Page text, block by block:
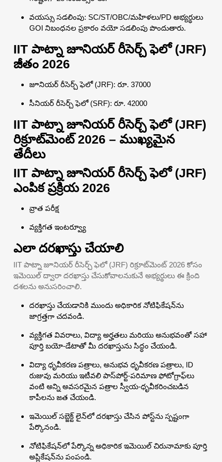
వయస్సు సడలింపు: SC/ST/OBC/మహిళలు/PD అభ్యర్థులు
GOI నిబంధనల ప్రకారం వయో సడలింపు పొందుతారు.
IIT పాట్నా జూనియర్ రీసెర్చ్ ఫెలో (JRF)
జీతం 2026
జూనియర్ రీసెర్చ్ ఫెలో (JRF): రూ. 37000
సీనియర్ రీసెర్చ్ ఫెలో (SRF): రూ. 42000
IIT పాట్నా జూనియర్ రీసెర్చ్ ఫెలో (JRF)
రిక్రూట్‌మెంట్ 2026 – ముఖ్యమైన
తేదీలు
IIT పాట్నా జూనియర్ రీసెర్చ్ ఫెలో (JRF)
ఎంపిక ప్రక్రియ 2026
వ్రాత పరీక్ష
వ్యక్తిగత ఇంటర్వ్యూ
ఎలా దరఖాస్తు చేయాలి
IIT పాట్నా జూనియర్ రీసెర్చ్ ఫెలో (JRF) రిక్రూట్‌మెంట్ 2026 కోసం
ఇమెయిల్ ద్వారా దరఖాస్తు చేసుకోవాలనుకునే అభ్యర్థులు ఈ క్రింది
దశలను అనుసరించాలి.
దరఖాస్తు చేయడానికి ముందు అధికారిక నోటిఫికేషన్‌ను
జాగ్రత్తగా చదవండి.
వ్యక్తిగత వివరాలు, విద్యా అర్హతలు మరియు అనుభవంతో సహా
పూర్తి బయో-డేటాతో మీ దరఖాస్తును సిద్ధం చేయండి.
విద్యా ధృవీకరణ పత్రాలు, అనుభవ ధృవీకరణ పత్రాలు, ID
రుజువు మరియు ఇటీవలి పాస్‌పోర్ట్-పరిమాణ ఫోటోగ్రాఫ్‌లు
వంటి అన్ని అవసరమైన పత్రాల స్వీయ-ధృవీకరించబడిన
కాపీలను జత చేయండి.
ఇమెయిల్ సబ్జెక్ట్ లైన్‌లో దరఖాస్తు చేసిన పోస్ట్‌ను స్పష్టంగా
పేర్కొనండి.
నోటిఫికేషన్‌లో పేర్కొన్న అధికారిక ఇమెయిల్ చిరునామాకు పూర్తి
అప్లికేషన్‌ను పంపండి.